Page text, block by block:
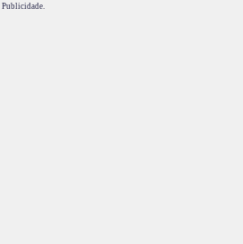
Publicidade.